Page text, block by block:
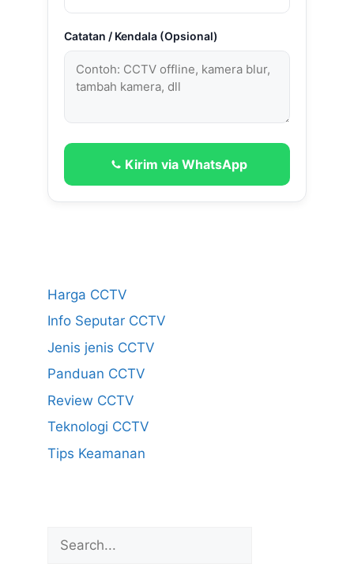
Catatan / Kendala (Opsional)
Kirim via WhatsApp
Harga CCTV
Info Seputar CCTV
Jenis jenis CCTV
Panduan CCTV
Review CCTV
Teknologi CCTV
Tips Keamanan